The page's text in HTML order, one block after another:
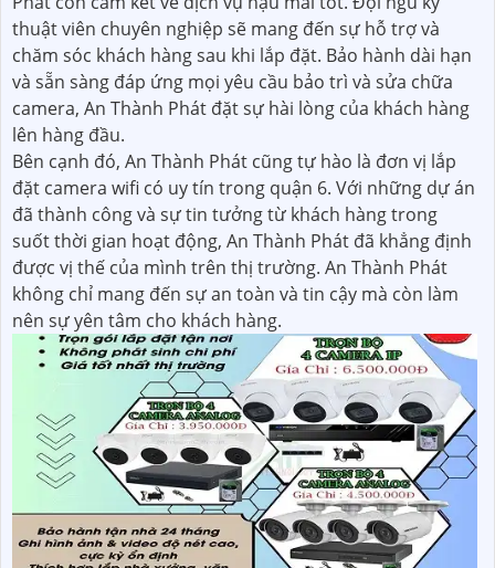
thuật viên chuyên nghiệp sẽ mang đến sự hỗ trợ và
chăm sóc khách hàng sau khi lắp đặt. Bảo hành dài hạn
và sẵn sàng đáp ứng mọi yêu cầu bảo trì và sửa chữa
camera, An Thành Phát đặt sự hài lòng của khách hàng
lên hàng đầu.
Bên cạnh đó, An Thành Phát cũng tự hào là đơn vị lắp
đặt camera wifi có uy tín trong quận 6. Với những dự án
đã thành công và sự tin tưởng từ khách hàng trong
suốt thời gian hoạt động, An Thành Phát đã khẳng định
được vị thế của mình trên thị trường. An Thành Phát
không chỉ mang đến sự an toàn và tin cậy mà còn làm
nên sự yên tâm cho khách hàng.